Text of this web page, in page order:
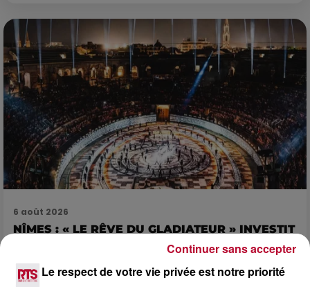
6 août 2026
NÎMES : « LE RÊVE DU GLADIATEUR » INVESTIT
Après un franc succès l'été dernier, le spectacle « Le Rêve
du gladiateur » revient illuminer l'amphithéâtre romain les 6,
Le respect de votre vie privée est notre priorité
Continuer sans accepter